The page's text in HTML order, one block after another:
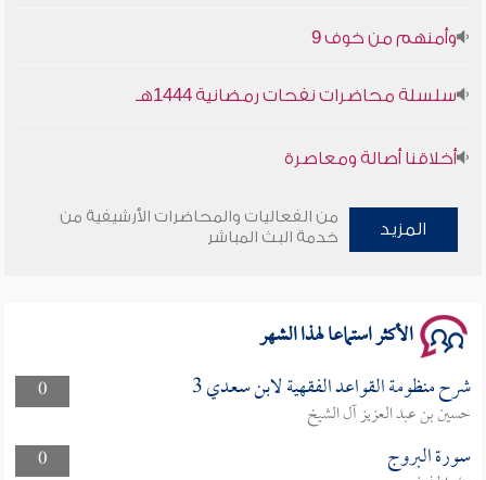
وأمنهم من خوف 9
سلسلة محاضرات نفحات رمضانية 1444هـ
أخلاقنا أصالة ومعاصرة
وأمنهم من خوف 9
المزيد
من الفعاليات والمحاضرات الأرشيفية من
خدمة البث المباشر
الأكثر استماعا لهذا الشهر
0 شرح منظومة القواعد الفقهية لابن سعدي 3
حسين بن عبد العزيز آل الشيخ
0
سورة البروج